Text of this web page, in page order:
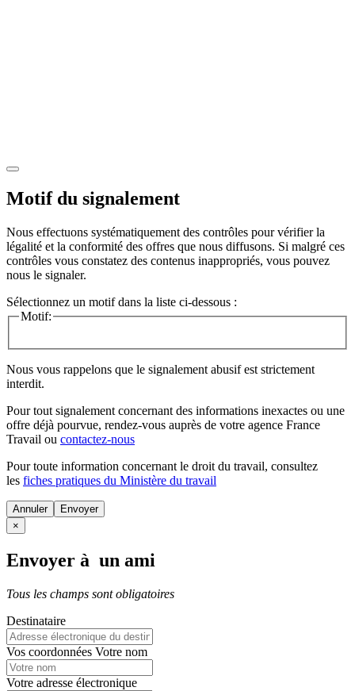
Motif du signalement
Nous effectuons systématiquement des contrôles pour vérifier la
légalité et la conformité des offres que nous diffusons. Si malgré ces
contrôles vous constatez des contenus inappropriés, vous pouvez
nous le signaler.
Sélectionnez un motif dans la liste ci-dessous :
Motif:
Nous vous rappelons que le signalement abusif est strictement
interdit.
Pour tout signalement concernant des informations inexactes ou une
offre déjà pourvue, rendez-vous auprès de votre agence France
Travail ou contactez-nous
Pour toute information concernant le droit du travail, consultez
les fiches pratiques du Ministère du travail
Annuler
×
Envoyer à un ami
Tous les champs sont obligatoires
Destinataire
Vos coordonnées Votre nom
Votre adresse électronique